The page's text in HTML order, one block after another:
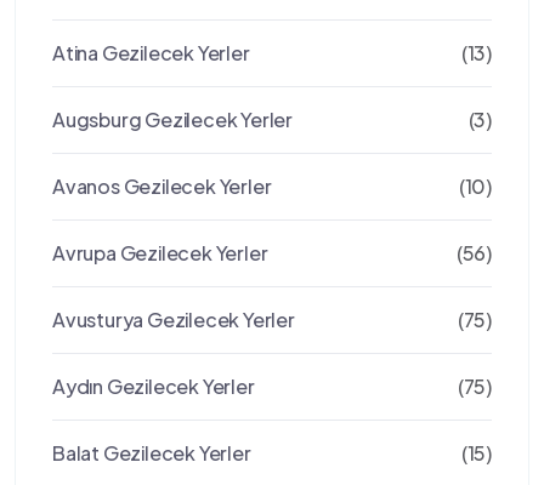
Atina Gezilecek Yerler (13)
Augsburg Gezilecek Yerler (3)
Avanos Gezilecek Yerler (10)
Avrupa Gezilecek Yerler (56)
Avusturya Gezilecek Yerler (75)
Aydın Gezilecek Yerler (75)
Balat Gezilecek Yerler (15)